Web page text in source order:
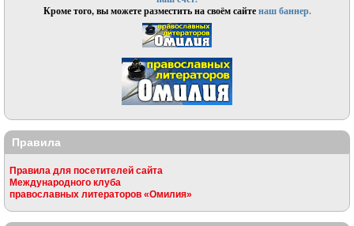
Кроме того, вы можете разместить на своём сайтенаш баннер.
Правила
Правила для посетителей сайта
Международного клуба
православных литераторов «Омилия»